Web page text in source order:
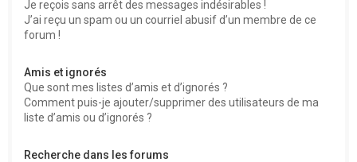
Je reçois sans arrêt des messages indésirables !
J’ai reçu un spam ou un courriel abusif d’un membre de ce
forum !
Amis et ignorés
Que sont mes listes d’amis et d’ignorés ?
Comment puis-je ajouter/supprimer des utilisateurs de ma
liste d’amis ou d’ignorés ?
Recherche dans les forums